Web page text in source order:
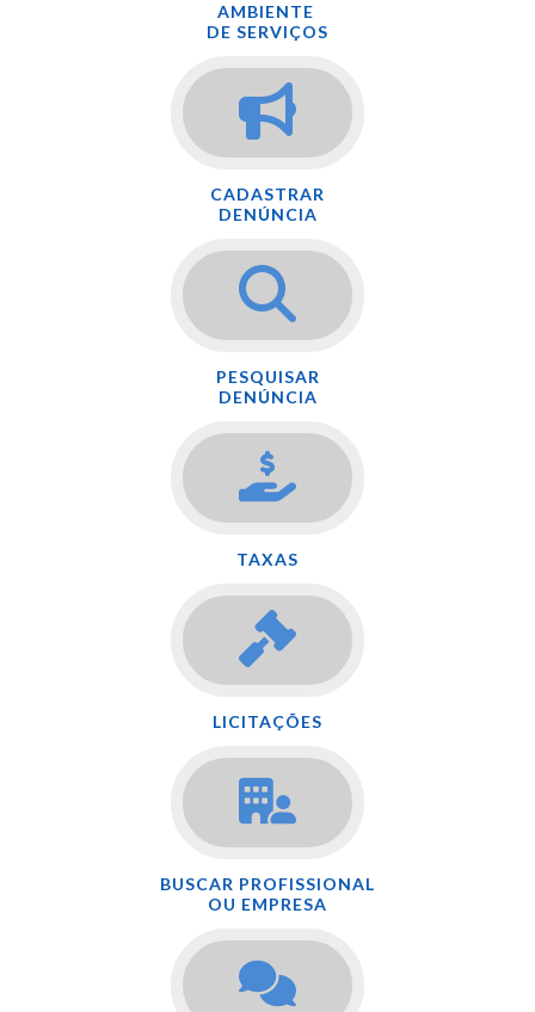
AMBIENTE
DE SERVIÇOS
CADASTRAR
DENÚNCIA
PESQUISAR
DENÚNCIA
TAXAS
LICITAÇÕES
BUSCAR PROFISSIONAL
OU EMPRESA